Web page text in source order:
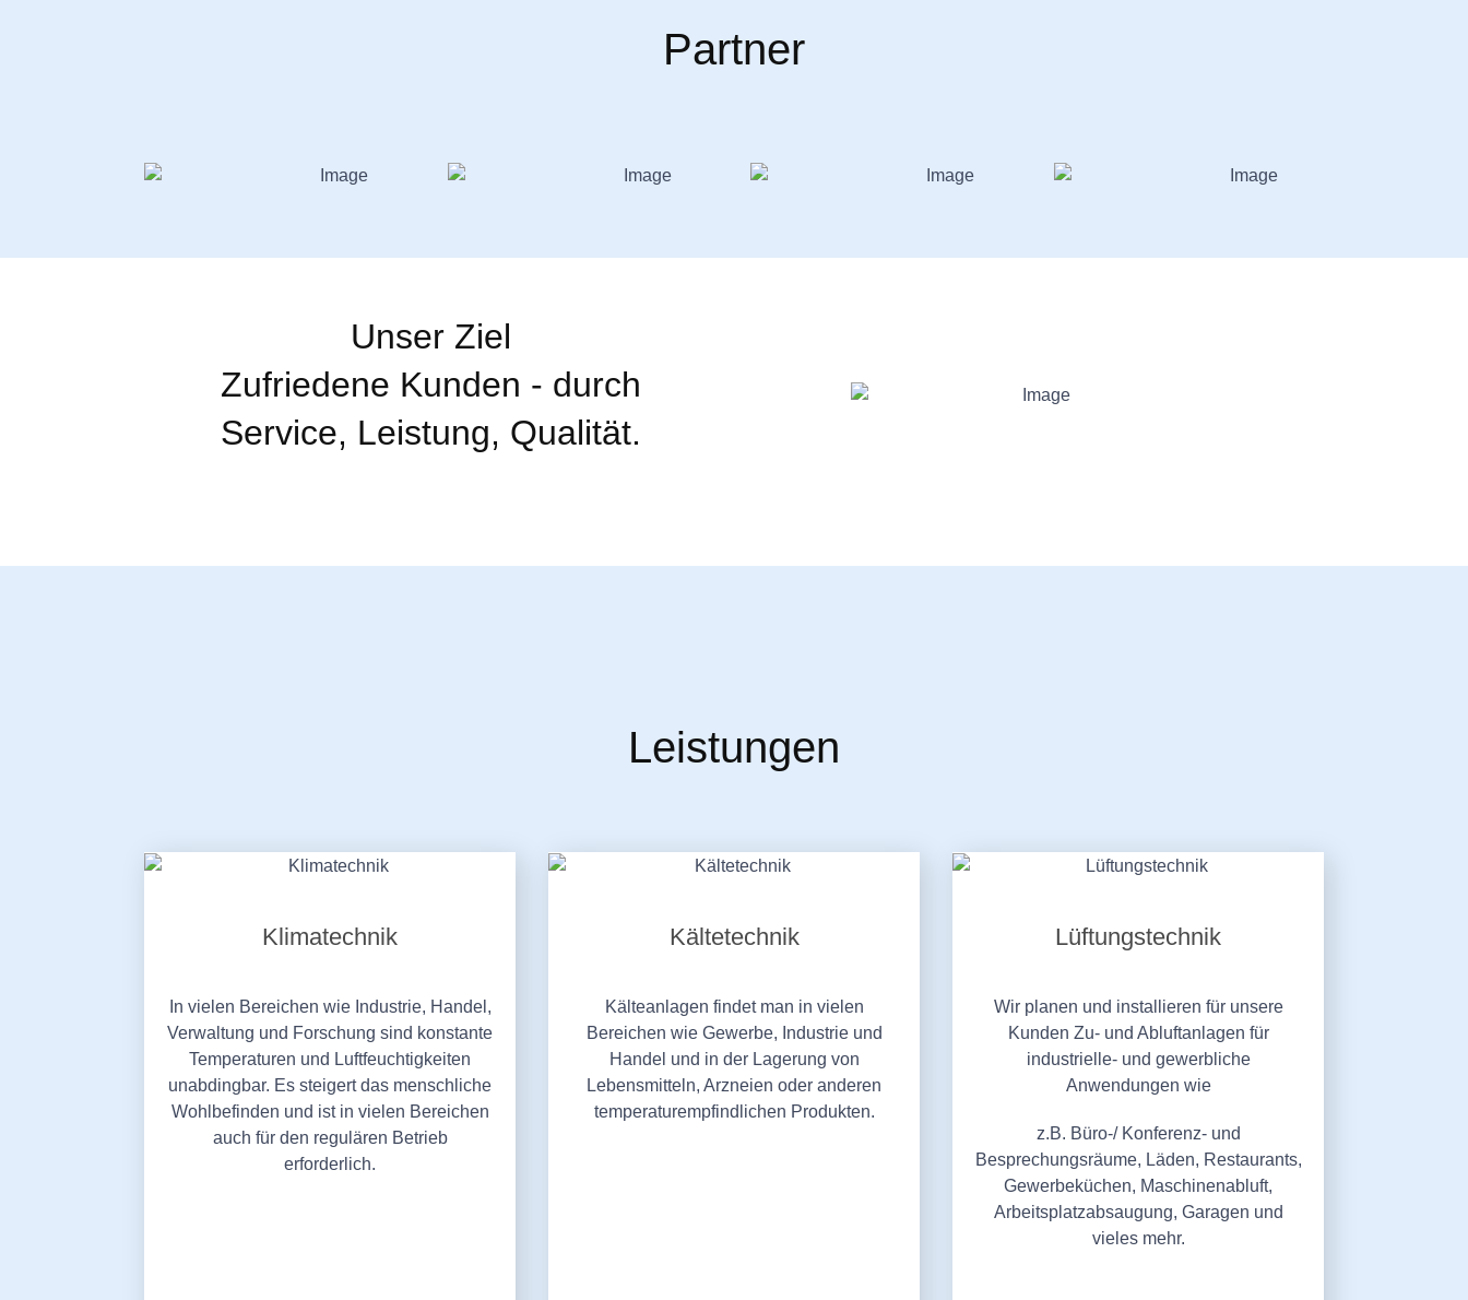
Partner
Unser Ziel
Zufriedene Kunden - durch
Service, Leistung, Qualität.
Leistungen
Klimatechnik
In vielen Bereichen wie Industrie, Handel,
Verwaltung und Forschung sind konstante
Temperaturen und Luftfeuchtigkeiten
unabdingbar. Es steigert das menschliche
Wohlbefinden und ist in vielen Bereichen
auch für den regulären Betrieb
erforderlich.
Kältetechnik
Kälteanlagen findet man in vielen
Bereichen wie Gewerbe, Industrie und
Handel und in der Lagerung von
Lebensmitteln, Arzneien oder anderen
temperaturempfindlichen Produkten.
Lüftungstechnik
Wir planen und installieren für unsere
Kunden Zu- und Abluftanlagen für
industrielle- und gewerbliche
Anwendungen wie
z.B. Büro-/ Konferenz- und
Besprechungsräume, Läden, Restaurants,
Gewerbeküchen, Maschinenabluft,
Arbeitsplatzabsaugung, Garagen und
vieles mehr.